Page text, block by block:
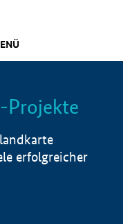
Info
Projekte
erfolgreicher